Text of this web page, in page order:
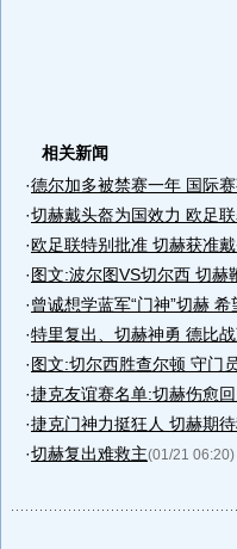
相关新闻
·德尔加多被禁赛一年 国际
·切赫戴头盔为国效力 欧足
·欧足联特别批准 切赫获准
·图文:波尔图VS切尔西 切赫
·曾诚想学蓝军“门神”切赫
·特里复出、切赫神勇 德比
·图文:切尔西胜查尔顿 守门
·捷克友谊赛名单:切赫伤愈
·捷克门神力挺狂人 切赫期
·切赫复出难救主(01/21 06:20)